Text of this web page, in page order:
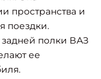
пространства и
поездки.
полки ВАЗ
ее